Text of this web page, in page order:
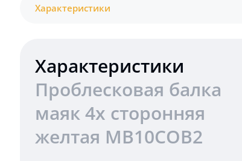
Характеристики
Характеристики
Проблесковая балка
маяк 4х сторонняя
желтая MB10COB2